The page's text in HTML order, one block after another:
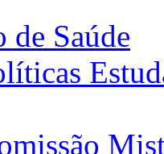
de Saúde